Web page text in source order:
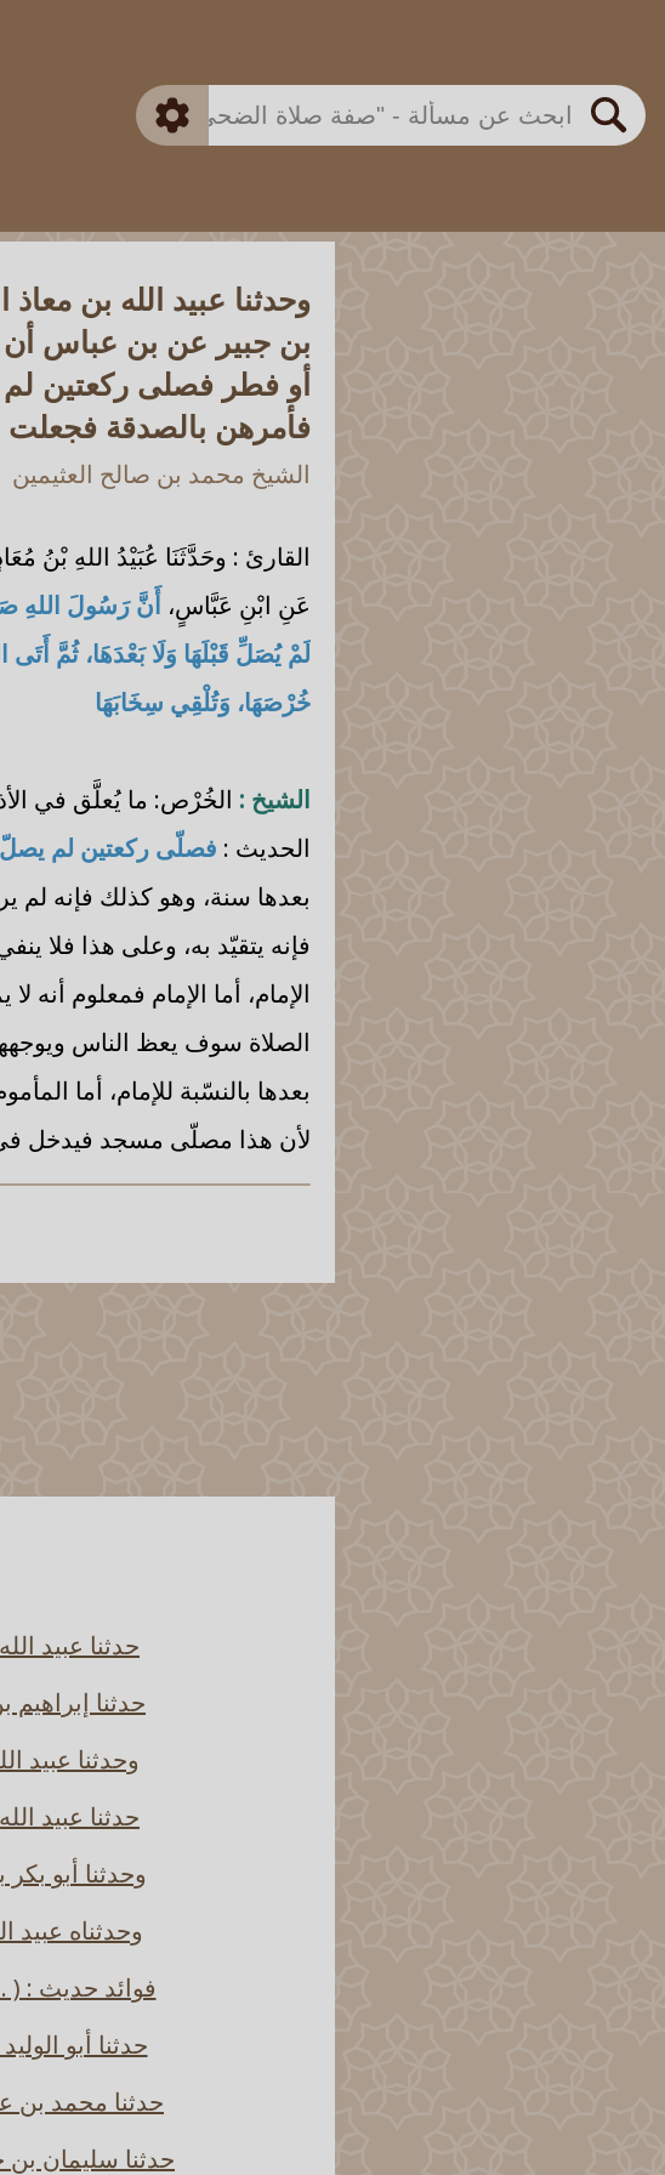
بحث
اللجنة الدائمة
متقدم
وحدثنا عبيد الله بن
بن جبير عن بن عباس
أو فطر فصلى ركعتين لم
فأمرهن بالصدقة فجعلت
الشيخ محمد بن صالح العثيمين
القارئ : وحَدَّثَنَا عُبَيْدُ اللهِ بْنُ
عَنِ ابْنِ عَبَّاسٍ، أَنَّ رَسُولَ اللهِ
لَمْ يُصَلِّ قَبْلَهَا وَلَا بَعْدَهَا، ثُمَّ
خُرْصَهَا، وَتُلْقِي سِخَابَهَا
الشيخ : الخُرْص: ما يُعلَّق في
الحديث : فصلّى ركعتين لم يصلّ
بعدها سنة، وهو كذلك فإنه لم
فإنه يتقيّد به، وعلى هذا فلا
الإمام، أما الإمام فمعلوم أنه
الصلاة سوف يعظ الناس
بعدها بالنسّبة للإمام، أما
لأن هذا مصلّى مسجد فيدخل
حدثنا عبيد
حدثنا
وحدثنا عبيد
حدثنا عبيد
وحدثنا أبو
وحدثناه عبيد
فوائد حديث : (
حدثنا أبو
حدثنا محمد بن
حدثنا سليمان